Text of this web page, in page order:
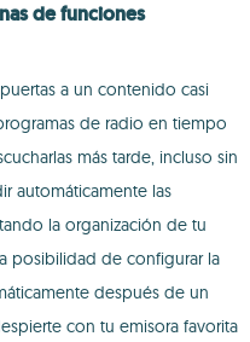
de funciones
a un contenido casi
de radio en tiempo
más tarde, incluso sin
automáticamente las
la organización de tu
posibilidad de configurar la
después de un
con tu emisora favorita